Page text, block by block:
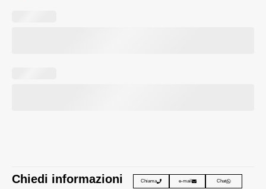
Chiedi informazioni Chiama e-mail Chat